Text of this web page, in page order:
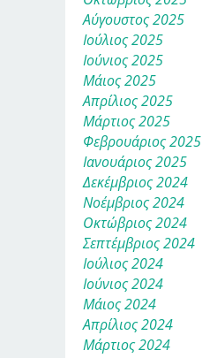
Αύγουστος 2025
Ιούλιος 2025
Ιούνιος 2025
Μάιος 2025
Απρίλιος 2025
Μάρτιος 2025
Φεβρουάριος 2025
Ιανουάριος 2025
Δεκέμβριος 2024
Νοέμβριος 2024
Οκτώβριος 2024
Σεπτέμβριος 2024
Ιούλιος 2024
Ιούνιος 2024
Μάιος 2024
Απρίλιος 2024
Μάρτιος 2024